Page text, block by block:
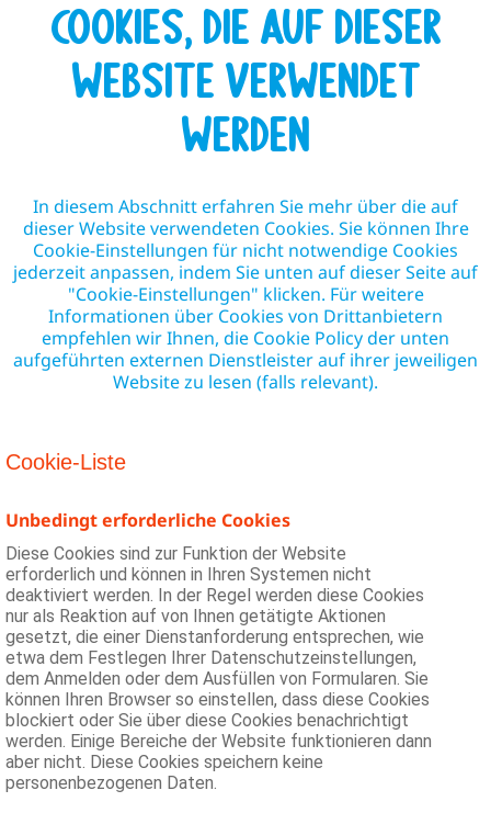
COOKIES, DIE AUF DIESER
WEBSITE VERWENDET
WERDEN
In diesem Abschnitt erfahren Sie mehr über die auf
dieser Website verwendeten Cookies. Sie können Ihre
Cookie-Einstellungen für nicht notwendige Cookies
jederzeit anpassen, indem Sie unten auf dieser Seite auf
"Cookie-Einstellungen" klicken. Für weitere
Informationen über Cookies von Drittanbietern
empfehlen wir Ihnen, die Cookie Policy der unten
aufgeführten externen Dienstleister auf ihrer jeweiligen
Website zu lesen (falls relevant).
Cookie-Liste
Unbedingt erforderliche Cookies
Diese Cookies sind zur Funktion der Website
erforderlich und können in Ihren Systemen nicht
deaktiviert werden. In der Regel werden diese Cookies
nur als Reaktion auf von Ihnen getätigte Aktionen
gesetzt, die einer Dienstanforderung entsprechen, wie
etwa dem Festlegen Ihrer Datenschutzeinstellungen,
dem Anmelden oder dem Ausfüllen von Formularen. Sie
können Ihren Browser so einstellen, dass diese Cookies
blockiert oder Sie über diese Cookies benachrichtigt
werden. Einige Bereiche der Website funktionieren dann
aber nicht. Diese Cookies speichern keine
personenbezogenen Daten.